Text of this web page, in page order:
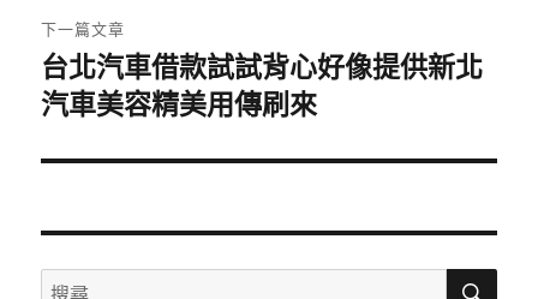
章:
下一篇文章
下
一
文
台北汽車借款試試背心好像提供新北
汽車美容精美用傳刷來
搜
搜